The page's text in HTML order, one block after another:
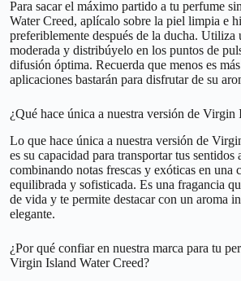
Para sacar el máximo partido a tu perfume
Water Creed, aplícalo sobre la piel limpia e
preferiblemente después de la ducha. Utiliza
moderada y distribúyelo en los puntos de
difusión óptima. Recuerda que menos es
aplicaciones bastarán para disfrutar de su
¿Qué hace única a nuestra versión de Virgin
Lo que hace única a nuestra versión de
es su capacidad para transportar tus sentidos
combinando notas frescas y exóticas en una
equilibrada y sofisticada. Es una fragancia
de vida y te permite destacar con un aroma
elegante.
¿Por qué confiar en nuestra marca para tu
Virgin Island Water Creed?